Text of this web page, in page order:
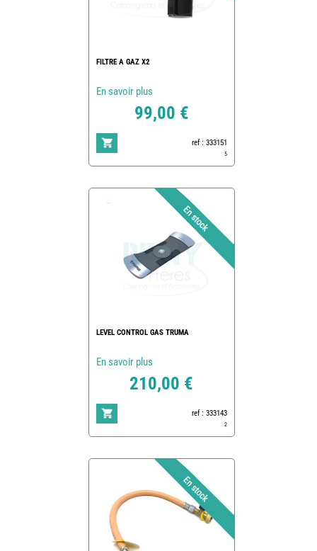
FILTRE A GAZ X2
En savoir plus
99,00 €
ref : 333151
5
LEVEL CONTROL GAS TRUMA
En savoir plus
210,00 €
ref : 333143
2